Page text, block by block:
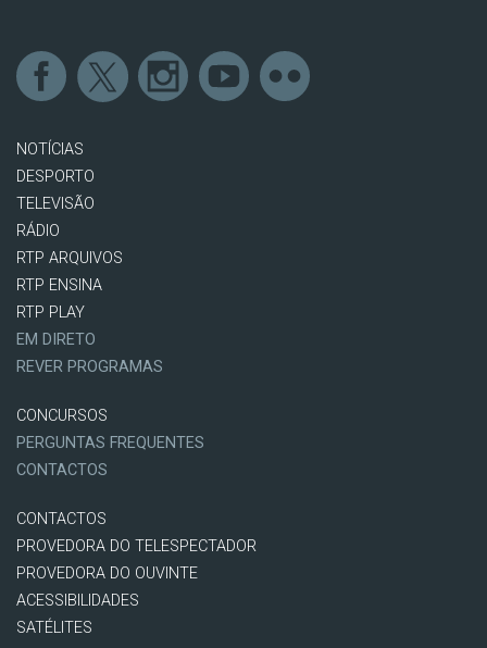
NOTÍCIAS
DESPORTO
TELEVISÃO
RÁDIO
RTP ARQUIVOS
RTP ENSINA
RTP PLAY
EM DIRETO
REVER PROGRAMAS
CONCURSOS
PERGUNTAS FREQUENTES
CONTACTOS
CONTACTOS
PROVEDORA DO TELESPECTADOR
PROVEDORA DO OUVINTE
ACESSIBILIDADES
SATÉLITES